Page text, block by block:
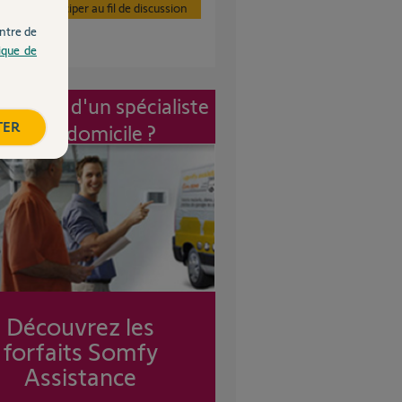
Participer au fil de discussion
d'un spécialiste
à mon domicile ?
Découvrez les
forfaits Somfy
Assistance
de
de